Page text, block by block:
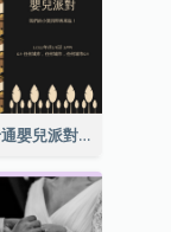
黑色的熊卡通嬰兒派對請柬